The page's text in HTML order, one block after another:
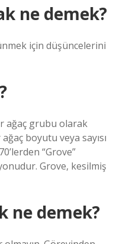
ne demek?
için düşüncelerini
ağaç grubu olarak
boyutu veya sayısı
“Grove”
Grove, kesilmiş
ne demek?